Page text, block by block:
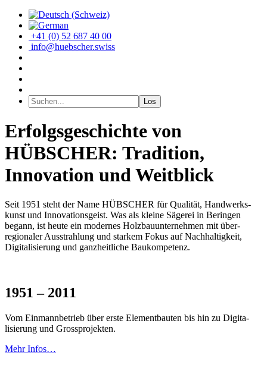
+41 (0) 52 687 40 00
info@huebscher.swiss
Erfolgsgeschichte von
HÜBSCHER: Tradition,
Innovation und Weitblick
Seit 1951 steht der Name HÜBSCHER für Qualität, Hand­werks­
kunst und Innova­tionsgeist. Was als kleine Sägerei in Beringen
begann, ist heute ein modernes Holz­bau­unternehmen mit über­
regionaler Ausstrahlung und starkem Fokus auf Nachhal­tigkeit,
Digita­lisierung und ganzheitliche Baukompetenz.
1951 – 2011
Vom Einmannbetrieb über erste Elementbauten bis hin zu Digita­
lisierung und Grossprojekten.
Mehr Infos…